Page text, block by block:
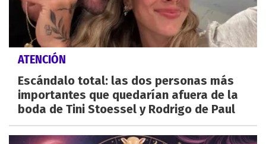
ATENCIÓN
Escándalo total: las dos personas más
importantes que quedarían afuera de la
boda de Tini Stoessel y Rodrigo de Paul